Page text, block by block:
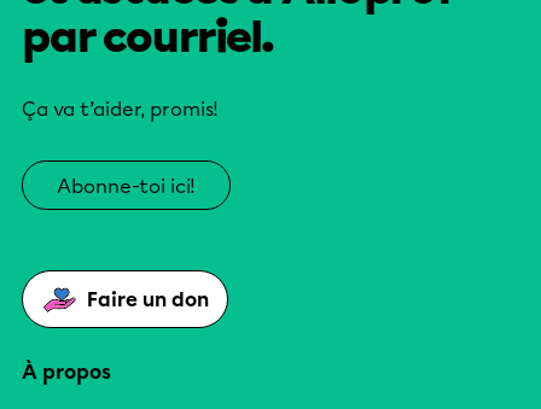
par courriel.
Ça va t’aider, promis!
Abonne-toi ici!
Faire un don
À propos